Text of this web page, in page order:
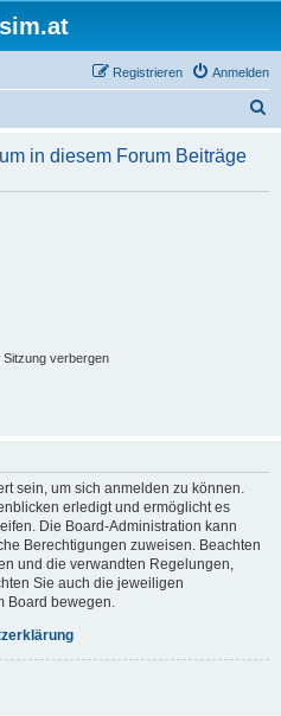
Anmelden
Registrieren
h
in diesem Forum Beiträge
Sitzung verbergen
sein, um sich anmelden zu können.
erledigt und ermöglicht es
Die Board-Administration kann
Berechtigungen zuweisen. Beachten
und die verwandten Regelungen,
Sie auch die jeweiligen
Board bewegen.